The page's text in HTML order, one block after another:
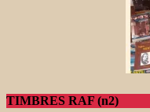
TIMBRES RAF (n2)